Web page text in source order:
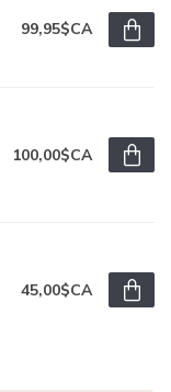
99,95$CA
100,00$CA
45,00$CA